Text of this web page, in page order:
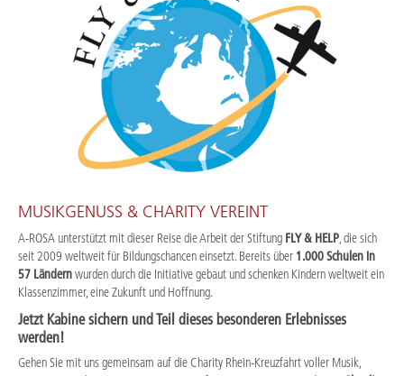
MUSIKGENUSS & CHARITY VEREINT
A-ROSA unterstützt mit dieser Reise die Arbeit der Stiftung FLY & HELP, die sich
seit 2009 weltweit für Bildungschancen einsetzt. Bereits über 1.000 Schulen in
57 Ländernwurden durch die Initiative gebaut und schenken Kindern weltweit ein
Klassenzimmer, eine Zukunft und Hoffnung.
Jetzt Kabine sichern und Teil dieses besonderen Erlebnisses
werden!
Gehen Sie mit uns gemeinsam auf die Charity Rhein-Kreuzfahrt voller Musik,